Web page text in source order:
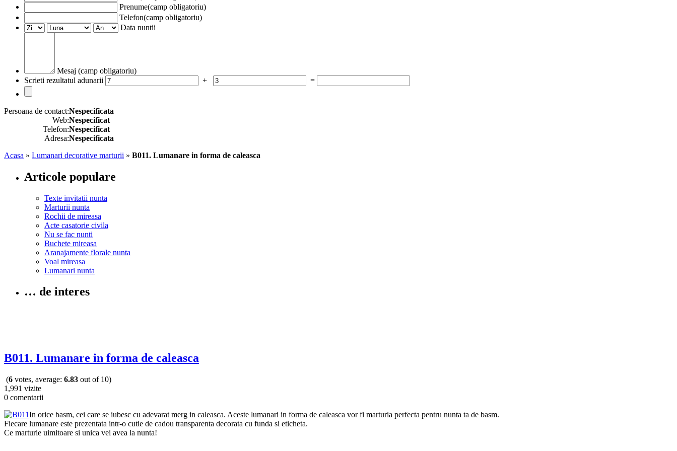
Prenume(camp obligatoriu)
Telefon(camp obligatoriu)
Data nuntii
Mesaj (camp obligatoriu)
Scrieti rezultatul adunarii
+ =
Persoana de contact:Nespecificata
Web:Nespecificat
Telefon:Nespecificat
Adresa:Nespecificata
Acasa » Lumanari decorative marturii » B011. Lumanare in forma de caleasca
Articole populare
Texte invitatii nunta
Marturii nunta
Rochii de mireasa
Acte casatorie civila
Nu se fac nunti
Buchete mireasa
Aranajamente florale nunta
Voal mireasa
Lumanari nunta
… de interes
B011. Lumanare in forma de caleasca
(6 votes, average: 6.83 out of 10)
1,991 vizite
0 comentarii
In orice basm, cei care se iubesc cu adevarat merg in caleasca. Aceste lumanari in forma de caleasca vor fi marturia perfecta pentru nunta ta de basm.
Fiecare lumanare este prezentata intr-o cutie de cadou transparenta decorata cu funda si eticheta.
Ce marturie uimitoare si unica vei avea la nunta!